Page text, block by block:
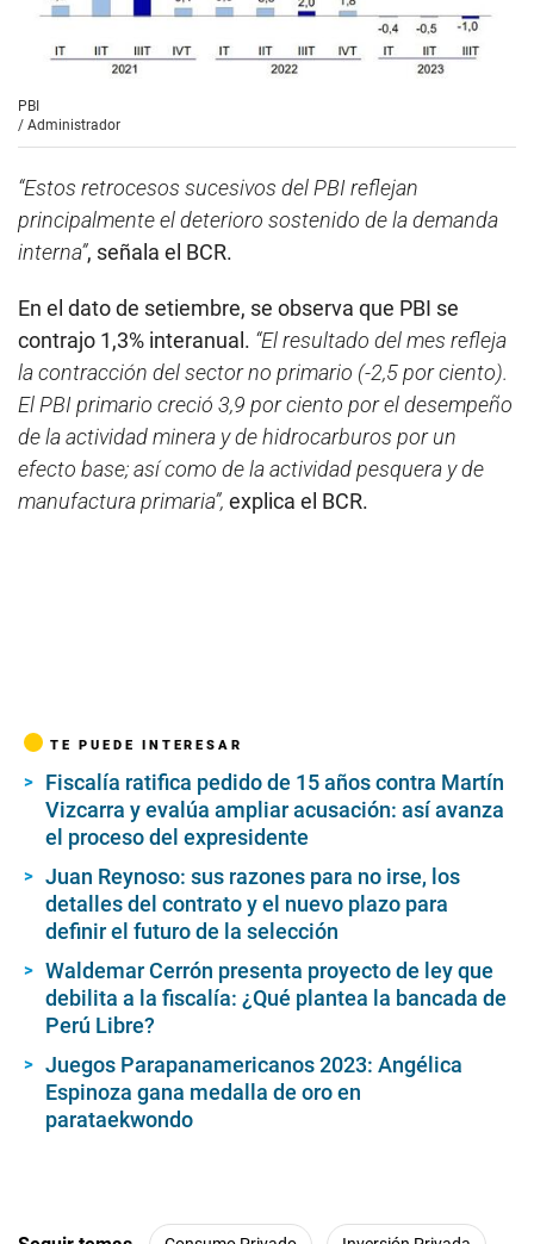
PBI
/ Administrador
“Estos retrocesos sucesivos del PBI reflejan
principalmente el deterioro sostenido de la demanda
interna”, señala el BCR.
En el dato de setiembre, se observa que PBI se
contrajo 1,3% interanual. “El resultado del mes refleja
la contracción del sector no primario (-2,5 por ciento).
El PBI primario creció 3,9 por ciento por el desempeño
de la actividad minera y de hidrocarburos por un
efecto base; así como de la actividad pesquera y de
manufactura primaria”, explica el BCR.
TE PUEDE INTERESAR
Fiscalía ratifica pedido de 15 años contra Martín
Vizcarra y evalúa ampliar acusación: así avanza
el proceso del expresidente
Juan Reynoso: sus razones para no irse, los
detalles del contrato y el nuevo plazo para
definir el futuro de la selección
Waldemar Cerrón presenta proyecto de ley que
debilita a la fiscalía: ¿Qué plantea la bancada de
Perú Libre?
Juegos Parapanamericanos 2023: Angélica
Espinoza gana medalla de oro en
parataekwondo